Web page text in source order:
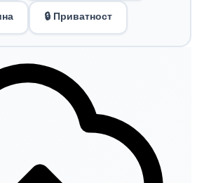
🔒 Приватност